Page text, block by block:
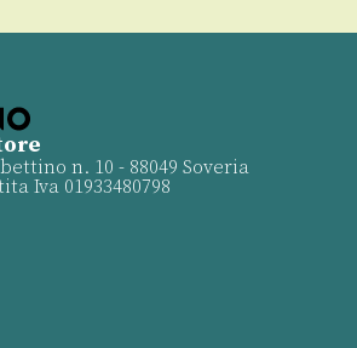
n. 10 - 88049 Soveria
Iva 01933480798